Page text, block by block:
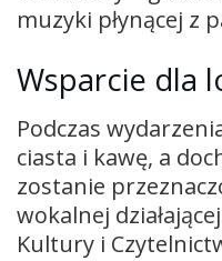
muzyki płynącej z
Wsparcie dla
Podczas
ciasta i kawę, a
zostanie
wokalnej
Kultury i